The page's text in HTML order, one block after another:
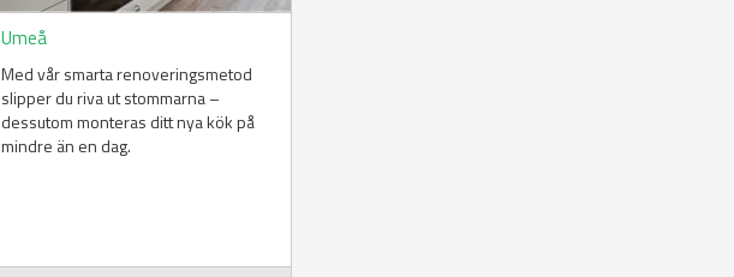
Umeå
Med vår smarta renoveringsmetod
slipper du riva ut stommarna –
dessutom monteras ditt nya kök på
mindre än en dag.